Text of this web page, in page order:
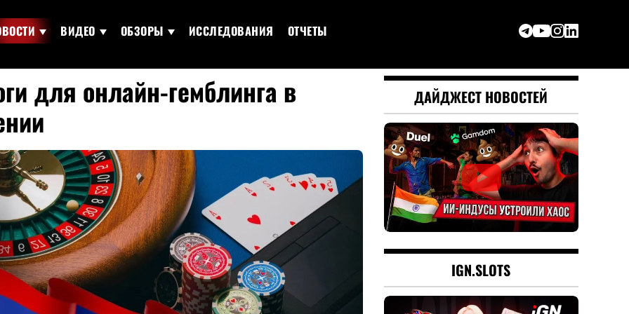
ВИДЕО ОБЗОРЫ ИССЛЕДОВАНИЯ ОТЧЕТЫ
для онлайн-гемблинга в
ДАЙДЖЕСТ НОВОСТЕЙ
IGN.SLOTS